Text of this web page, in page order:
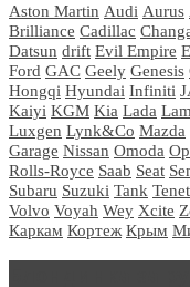
Aston Martin Audi Aurus
Brilliance Cadillac
Datsun drift Evil Empire
Ford GAC Geely Genesis
Hongqi Hyundai Infiniti
Kaiyi KGM Kia Lada
Luxgen Lynk&Co Mazda
Garage Nissan Omoda
Rolls-Royce Saab Seat
Subaru Suzuki Tank Tenet
Volvo Voyah Wey Xcite
Каркам Кортеж Крым